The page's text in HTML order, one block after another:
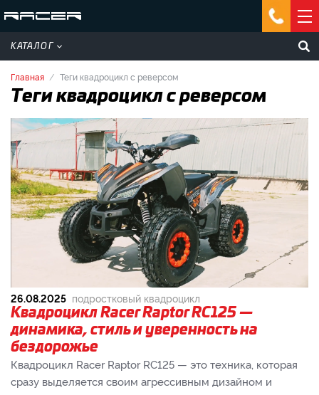
КАТАЛОГ
Главная Теги квадроцикл с реверсом
Теги квадроцикл с реверсом
26.08.2025 подростковый квадроцикл
Квадроцикл Racer Raptor RC125 —
динамика, стиль и уверенность на
бездорожье
Квадроцикл Racer Raptor RC125 — это техника, которая
сразу выделяется своим агрессивным дизайном и